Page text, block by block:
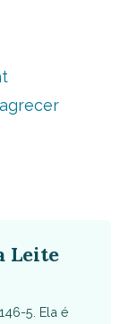
Leite
5. Ela é